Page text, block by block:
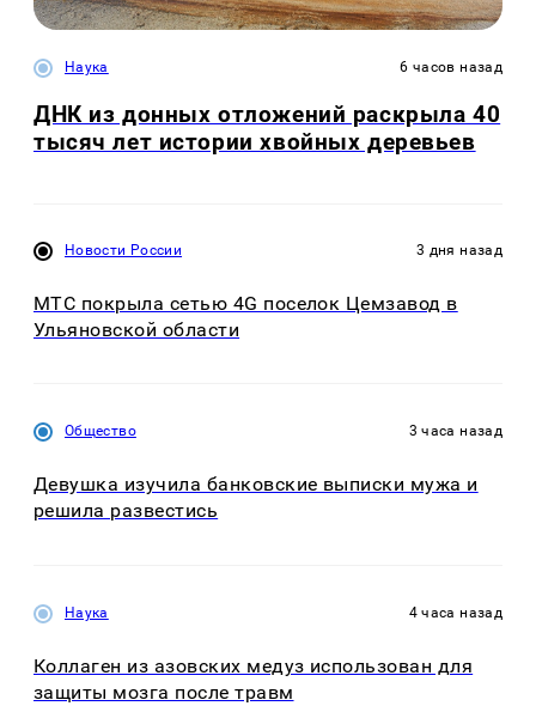
Наука 6 часов назад
ДНК из донных отложений раскрыла 40
тысяч лет истории хвойных деревьев
Новости России 3 дня назад
МТС покрыла сетью 4G поселок Цемзавод в
Ульяновской области
Общество 3 часа назад
Девушка изучила банковские выписки мужа и
решила развестись
Наука 4 часа назад
Коллаген из азовских медуз использован для
защиты мозга после травм